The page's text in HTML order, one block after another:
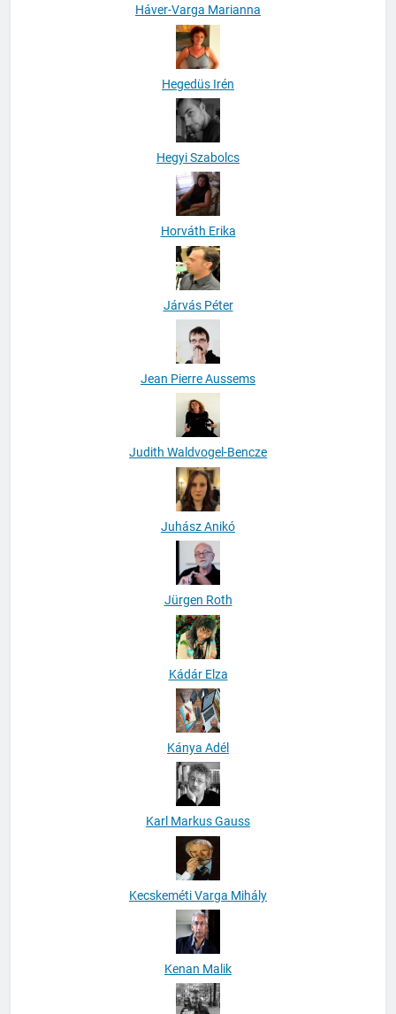
Háver-Varga Marianna
Hegedüs Irén
Hegyi Szabolcs
Horváth Erika
Járvás Péter
Jean Pierre Aussems
Judith Waldvogel-Bencze
Juhász Anikó
Jürgen Roth
Kádár Elza
Kánya Adél
Karl Markus Gauss
Kecskeméti Varga Mihály
Kenan Malik